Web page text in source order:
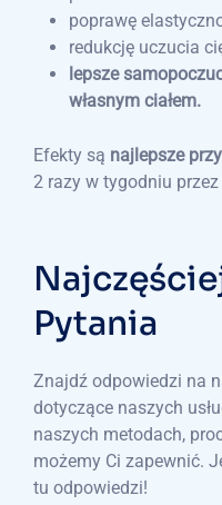
poprawę
redukcję uczucia
lepsze
własnym ciałem.
Efekty są najlepsze
2 razy w tygodniu
Pytania
Znajdź odpowiedzi na
dotyczące naszych
naszych metodach,
możemy Ci zapewnić.
tu odpowiedzi!